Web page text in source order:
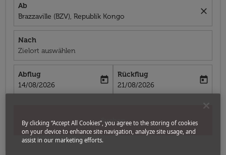
Ab
Brazzaville (BZV), Republik Kongo
close
Nach
Zielort auswählen
Abflug
fc-booking-departure-date-aria-label
14/08/2026
today
Rückflug
fc-booking-return-date-aria-label
21/08/2026
today
Suchen
By clicking “Accept All Cookies”, you agree to the storing of cookies
on your device to enhance site navigation, analyze site usage, and
assist in our marketing efforts.